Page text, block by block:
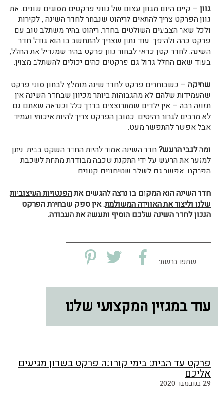
גוון – קיים היום מגוון עצום של גווני פרקטים מסוגים שונים. את
גוון הפרקט צריך להתאים לריהוט שנבחר לחדר השינה , לקירות
ולכל שאר הצבעים השולטים בחדר. ריהוט בהיר משתלב טוב עם
פרקט כהה ולהיפך. עוד נתון שצריך להתחשב בו הוא גודל חדר
השינה. לחדר קטן כדאי לבחור גוון פרקט בהיר שמגדיל את החלל,
בעוד שאם החלל גדול גם פרקטים כהים יכולים להשתלב מצוין.
שחיקה – כשבוחרים פרקט לחדר שינה מומלץ לבחון סוגי פרקט
שהעמידות שלהם לא מהגבוהות ביותר מכיוון שבחדר השינה אין
תזוזה רבה – אין ילדים שמתרוצצים בדרך כלל וכנראה שאתם גם
לא מרבים לגרור רהיטים. כמובן הפרקט צריך להיות איכותי ועמיד
אבל אפשר להתפשר מעט.
ומה לגבי הרעש?חדר השינה אמור להיות החדר השקט בבית. ניתן
למזער את הרעש על ידי התקנת שכבה מבודדת מתחת לשכבת
הפרקט. אפשר גם לשלב שטיחונים קטנים.
חדר השינה הוא המקום בו נרצה להגשים אתהפנטזיות העיצוביות
שלנו וליצור את האווירה המשולמת. אין ספק שבחירת הפרקט
הנכון לחדר השינה שלכם תוסיף ותעשה את העבודה.
שתפו ברשת:
עוד במגזין המקצועי שלנו
פרקט עד הבית: בימי קורונה פרקט בשרון מגיעים
אליכם
29 בנובמבר 2020